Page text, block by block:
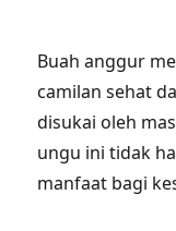
Buah anggur
camilan sehat
disukai oleh
ungu ini tidak
manfaat bagi